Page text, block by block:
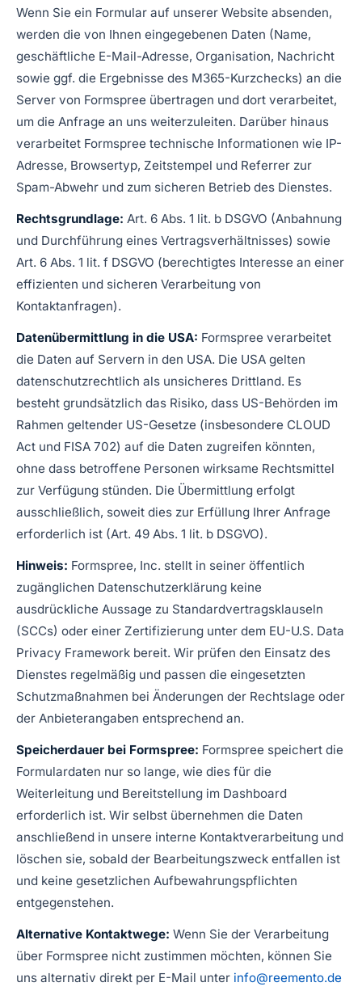
Wenn Sie ein Formular auf unserer Website absenden,
werden die von Ihnen eingegebenen Daten (Name,
geschäftliche E-Mail-Adresse, Organisation, Nachricht
sowie ggf. die Ergebnisse des M365-Kurzchecks) an die
Server von Formspree übertragen und dort verarbeitet,
um die Anfrage an uns weiterzuleiten. Darüber hinaus
verarbeitet Formspree technische Informationen wie IP-
Adresse, Browsertyp, Zeitstempel und Referrer zur
Spam-Abwehr und zum sicheren Betrieb des Dienstes.
Rechtsgrundlage: Art. 6 Abs. 1 lit. b DSGVO (Anbahnung
und Durchführung eines Vertragsverhältnisses) sowie
Art. 6 Abs. 1 lit. f DSGVO (berechtigtes Interesse an einer
effizienten und sicheren Verarbeitung von
Kontaktanfragen).
Datenübermittlung in die USA: Formspree verarbeitet
die Daten auf Servern in den USA. Die USA gelten
datenschutzrechtlich als unsicheres Drittland. Es
besteht grundsätzlich das Risiko, dass US-Behörden im
Rahmen geltender US-Gesetze (insbesondere CLOUD
Act und FISA 702) auf die Daten zugreifen könnten,
ohne dass betroffene Personen wirksame Rechtsmittel
zur Verfügung stünden. Die Übermittlung erfolgt
ausschließlich, soweit dies zur Erfüllung Ihrer Anfrage
erforderlich ist (Art. 49 Abs. 1 lit. b DSGVO).
Hinweis: Formspree, Inc. stellt in seiner öffentlich
zugänglichen Datenschutzerklärung keine
ausdrückliche Aussage zu Standardvertragsklauseln
(SCCs) oder einer Zertifizierung unter dem EU-U.S. Data
Privacy Framework bereit. Wir prüfen den Einsatz des
Dienstes regelmäßig und passen die eingesetzten
Schutzmaßnahmen bei Änderungen der Rechtslage oder
der Anbieterangaben entsprechend an.
Speicherdauer bei Formspree: Formspree speichert die
Formulardaten nur so lange, wie dies für die
Weiterleitung und Bereitstellung im Dashboard
erforderlich ist. Wir selbst übernehmen die Daten
anschließend in unsere interne Kontaktverarbeitung und
löschen sie, sobald der Bearbeitungszweck entfallen ist
und keine gesetzlichen Aufbewahrungspflichten
entgegenstehen.
Alternative Kontaktwege: Wenn Sie der Verarbeitung
über Formspree nicht zustimmen möchten, können Sie
uns alternativ direkt per E-Mail unter info@reemento.de